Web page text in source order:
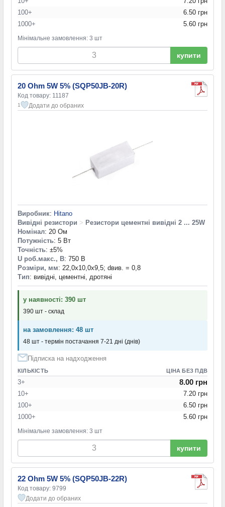
100+
6.50 грн
1000+
5.60 грн
Мінімальне замовлення: 3 шт
купити
20 Ohm 5W 5% (SQP50JB-20R)
Код товару: 11187
1 Додати до обраних
Виробник: Hitano
Вивідні резистори > Резистори цементні вивідні 2 ... 25W
Номінал: 20 Ом
Потужність: 5 Вт
Точність: ±5%
U роб.макс., В: 750 В
Розміри, мм: 22,0x10,0x9,5; dвив. = 0,8
Тип: вивідні, цементні, дротяні
у наявності: 390 шт
390 шт - склад
на замовлення: 48 шт
48 шт - термін постачання 7-21 дні (днів)
Підписка на надходження
КІЛЬКІСТЬ ЦІНА БЕЗ ПДВ
3+ 8.00 грн
10+
7.20 грн
100+
6.50 грн
1000+
5.60 грн
Мінімальне замовлення: 3 шт
купити
22 Ohm 5W 5% (SQP50JB-22R)
Код товару: 9799
Додати до обраних